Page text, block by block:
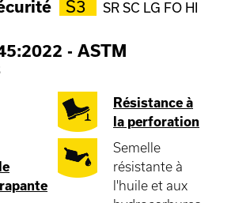
S3
SR SC LG FO HI
- ASTM
Résistance à
la perforation
Semelle
résistante à
l'huile et aux